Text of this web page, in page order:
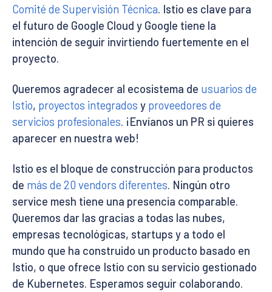
Comité de Supervisión Técnica. Istio es clave para
el futuro de Google Cloud y Google tiene la
intención de seguir invirtiendo fuertemente en el
proyecto.
Queremos agradecer al ecosistema de usuarios de
Istio, proyectos integrados y proveedores de
servicios profesionales. ¡Envíanos un PR si quieres
aparecer en nuestra web!
Istio es el bloque de construcción para productos
de más de 20 vendors diferentes. Ningún otro
service mesh tiene una presencia comparable.
Queremos dar las gracias a todas las nubes,
empresas tecnológicas, startups y a todo el
mundo que ha construido un producto basado en
Istio, o que ofrece Istio con su servicio gestionado
de Kubernetes. Esperamos seguir colaborando.